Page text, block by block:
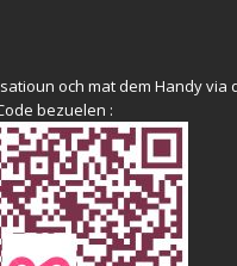
och mat dem Handy via
bezuelen :